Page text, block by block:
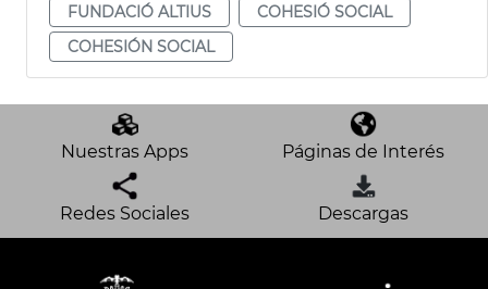
FUNDACIÓ ALTIUS
COHESIÓ SOCIAL
COHESIÓN SOCIAL
Nuestras Apps Páginas de Interés
Redes Sociales Descargas